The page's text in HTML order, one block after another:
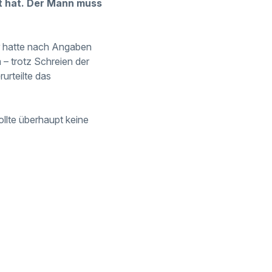
Der Mann muss
nach Angaben
trotz Schreien der
das
überhaupt keine